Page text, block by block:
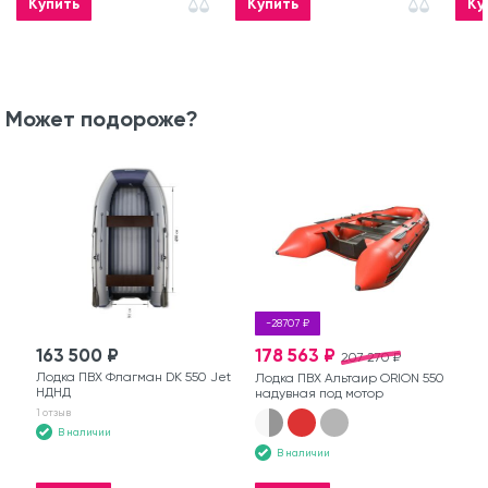
Может подороже?
163 500 ₽
Лодка ПВХ Флагман DK 550 Jet
НДНД
1 отзыв
В наличии
-28707 ₽
207 270 ₽
178 563 ₽
Лодка ПВХ Альтаир ORION 550
надувная под мотор
В наличии